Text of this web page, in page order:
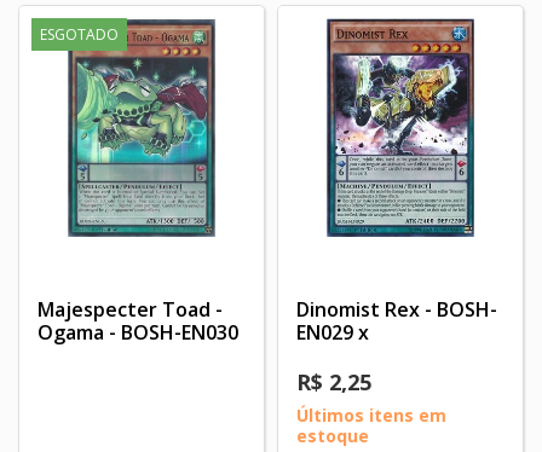
ESGOTADO
Majespecter Toad -
Ogama - BOSH-EN030
Dinomist Rex - BOSH-
EN029 x
R$ 2,25
Últimos itens em
estoque